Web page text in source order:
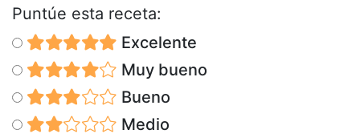
Puntúe esta receta:
Excelente
Muy bueno
Bueno
Medio